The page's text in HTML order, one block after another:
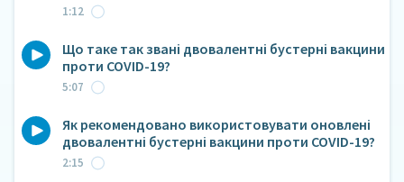
1:12
Що таке так звані двовалентні бустерні вакцини
проти COVID-19?
5:07
Як рекомендовано використовувати оновлені
двовалентні бустерні вакцини проти COVID-19?
2:15